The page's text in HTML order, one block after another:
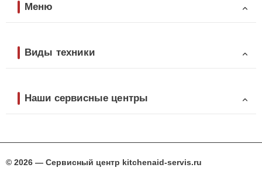
Меню
Виды техники
Наши сервисные центры
© 2026 — Сервисный центр kitchenaid-servis.ru